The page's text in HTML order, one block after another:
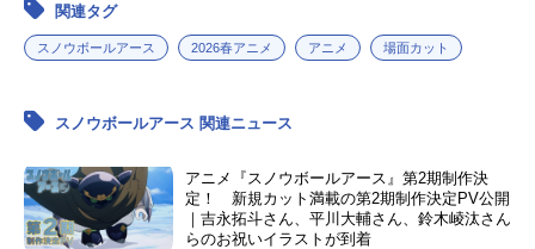
関連タグ
スノウボールアース 2026春アニメ アニメ 場面カット
スノウボールアース 関連ニュース
アニメ『スノウボールアース』第2期制作決
定！ 新規カット満載の第2期制作決定PV公開
｜吉永拓斗さん、平川大輔さん、鈴木崚汰さん
らのお祝いイラストが到着